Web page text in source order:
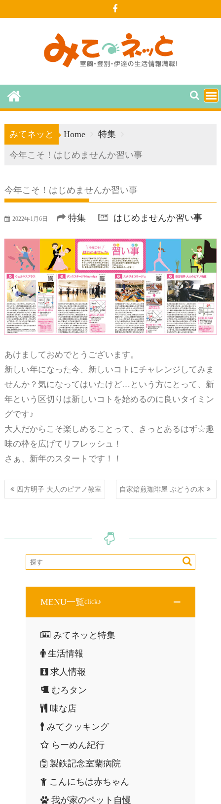
みてネッと Home 特集
今年こそ！はじめませんか習い事
今年こそ！はじめませんか習い事
2022年1月6日 特集 はじめませんか習い事
あけましておめでとうございます。
新しい年になった今、新しいコトにチャレンジしてみま
せんか？気になってはいたけど…という方にとって、新
年という区切りは新しいコトを始めるのに良いタイミン
グです♪
大人だからこそ楽しめることって、きっとあるはず☆趣
味の枠を広げてリフレッシュ！
さぁ、新年のスタートです！！
投
ー
四方明子 大人のピアノ教室 自家焙煎珈琲屋 ぶどうの木
MENU一覧click♪
みてネッと特集
生活情報
求人情報
むろタン
味な店
みてクッキング
らーめん紀行
製鉄記念室蘭病院
こんにちは赤ちゃん
我が家のペット自慢